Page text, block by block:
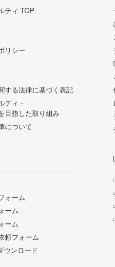
ティ TOP
リシー
する法律に基づく表記
ティ・
目指した取り組み
について
ォーム
ーム
ーム
頼フォーム
ウンロード